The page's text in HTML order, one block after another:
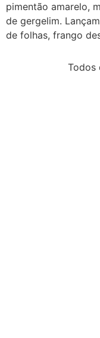
pimentão amarelo,
de gergelim.
de folhas, frango
Todos